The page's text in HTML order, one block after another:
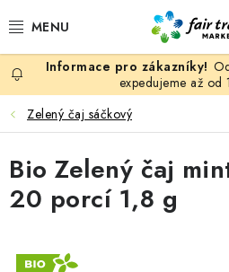
na
SLEVY, DOPRODEJ
KÁVA
ČOKOLÁDA
MATÉ, ROOIBOS A HONEYBUSH
expedujeme až
Zelený čaj sáčkový
Bio Zelený čaj
20 porcí 1,8 g